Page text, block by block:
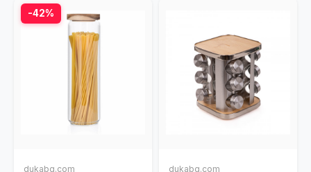
-42%
dukabg.com dukabg.com